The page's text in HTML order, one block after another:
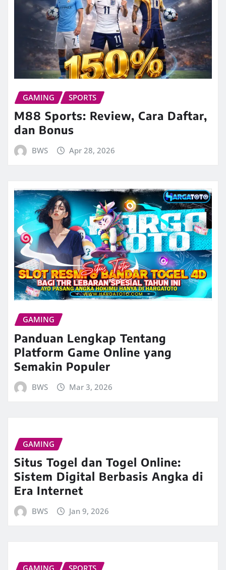
GAMING SPORTS
M88 Sports: Review, Cara Daftar,
dan Bonus
BWS Apr 28, 2026
GAMING
Panduan Lengkap Tentang
Platform Game Online yang
Semakin Populer
BWS Mar 3, 2026
GAMING
Situs Togel dan Togel Online:
Sistem Digital Berbasis Angka di
Era Internet
BWS Jan 9, 2026